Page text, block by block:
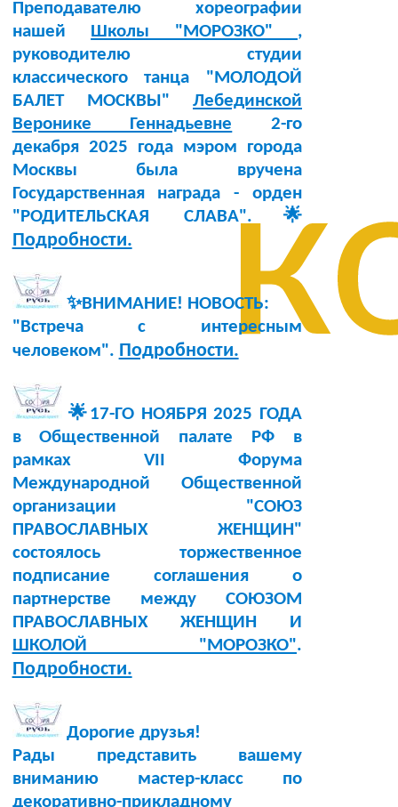
Преподавателю хореографии
нашей Школы "МОРОЗКО" ,
руководителю студии
классического танца "МОЛОДОЙ
БАЛЕТ МОСКВЫ" Лебединской
Веронике Геннадьевне 2-го
декабря 2025 года мэром города
Москвы была вручена
Государственная награда - орден
"РОДИТЕЛЬСКАЯ СЛАВА".🌟
Подробности.
✨ВНИМАНИЕ! НОВОСТЬ:
"Встреча с интересным
человеком". Подробности.
🌟17-ГО НОЯБРЯ 2025 ГОДА
в Общественной палате РФ в
рамках VII Форума
Международной Общественной
организации "СОЮЗ
ПРАВОСЛАВНЫХ ЖЕНЩИН"
состоялось торжественное
подписание соглашения о
партнерстве между СОЮЗОМ
ПРАВОСЛАВНЫХ ЖЕНЩИН И
ШКОЛОЙ "МОРОЗКО".
Подробности.
Дорогие друзья!
Рады представить вашему
вниманию мастер-класс по
декоративно-прикладному